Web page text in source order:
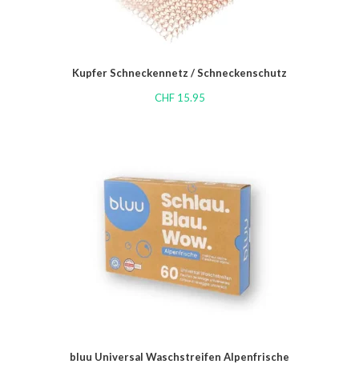
Kupfer Schneckennetz / Schneckenschutz
CHF15.95
bluu Universal Waschstreifen Alpenfrische